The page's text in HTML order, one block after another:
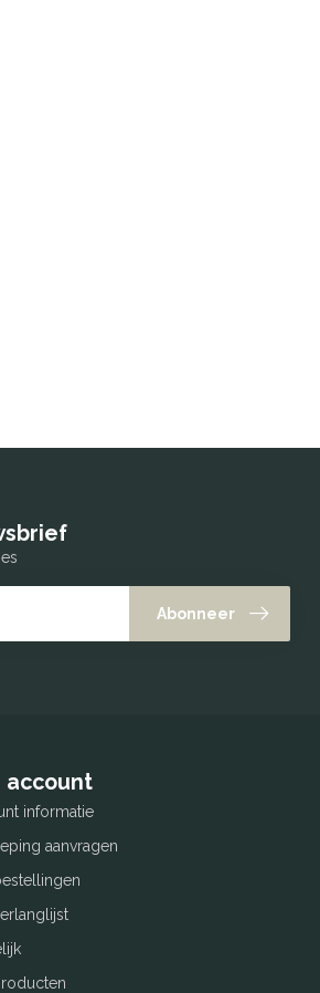
Abonneer
account
informatie
aanvragen